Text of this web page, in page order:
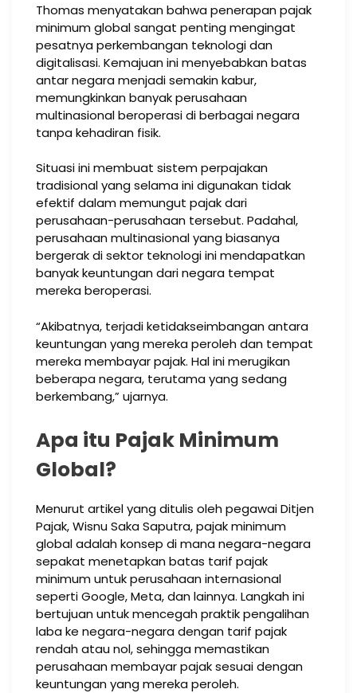
Thomas menyatakan bahwa penerapan pajak
minimum global sangat penting mengingat
pesatnya perkembangan teknologi dan
digitalisasi. Kemajuan ini menyebabkan batas
antar negara menjadi semakin kabur,
memungkinkan banyak perusahaan
multinasional beroperasi di berbagai negara
tanpa kehadiran fisik.
Situasi ini membuat sistem perpajakan
tradisional yang selama ini digunakan tidak
efektif dalam memungut pajak dari
perusahaan-perusahaan tersebut. Padahal,
perusahaan multinasional yang biasanya
bergerak di sektor teknologi ini mendapatkan
banyak keuntungan dari negara tempat
mereka beroperasi.
“Akibatnya, terjadi ketidakseimbangan antara
keuntungan yang mereka peroleh dan tempat
mereka membayar pajak. Hal ini merugikan
beberapa negara, terutama yang sedang
berkembang,” ujarnya.
Apa itu Pajak Minimum
Global?
Menurut artikel yang ditulis oleh pegawai Ditjen
Pajak, Wisnu Saka Saputra, pajak minimum
global adalah konsep di mana negara-negara
sepakat menetapkan batas tarif pajak
minimum untuk perusahaan internasional
seperti Google, Meta, dan lainnya. Langkah ini
bertujuan untuk mencegah praktik pengalihan
laba ke negara-negara dengan tarif pajak
rendah atau nol, sehingga memastikan
perusahaan membayar pajak sesuai dengan
keuntungan yang mereka peroleh.